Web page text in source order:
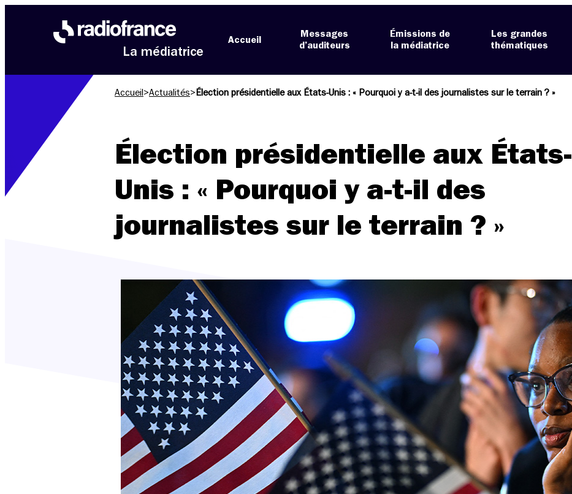
La médiatrice
Accueil
Messages
d’auditeurs
Émissions de
la médiatrice
Les grandes
thématiques
Accueil >Actualités> Élection présidentielle aux États-Unis : « Pourquoi y a-t-il des journalistes sur le terrain ? »
Élection présidentielle aux États-
Unis : « Pourquoi y a-t-il des
journalistes sur le terrain ? »